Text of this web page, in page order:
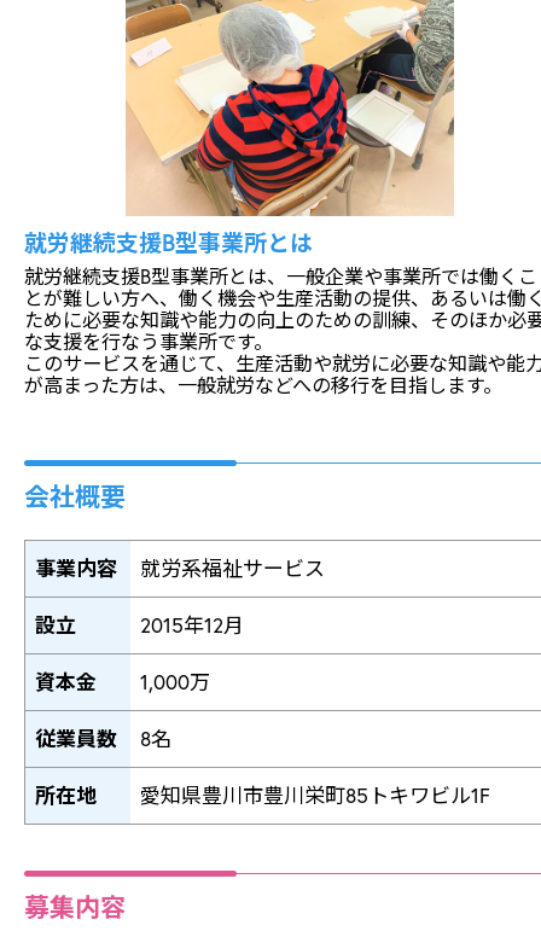
就労継続支援B型事業所とは
就労継続支援B型事業所とは、一般企業や事業所では働くこ
とが難しい方へ、働く機会や生産活動の提供、あるいは働
ために必要な知識や能力の向上のための訓練、そのほか必
な支援を行なう事業所です。
このサービスを通じて、生産活動や就労に必要な知識や能
が高まった方は、一般就労などへの移行を目指します。
会社概要
事業内容 就労系福祉サービス
設立 2015年12月
資本金 1,000万
従業員数 8名
所在地 愛知県豊川市豊川栄町85トキワビル1F
募集内容